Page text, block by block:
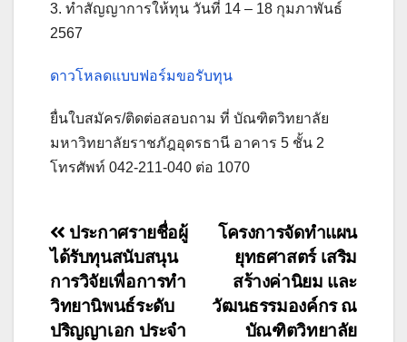
3. ทำสัญญาการให้ทุน วันที่ 14 – 18 กุมภาพันธ์
2567
ดาวโหลดแบบฟอร์มขอรับทุน
ยื่นใบสมัคร/ติดต่อสอบถาม ที่ บัณฑิตวิทยาลัย
มหาวิทยาลัยราชภัฎอุดรธานี อาคาร 5 ชั้น 2
โทรศัพท์ 042-211-040 ต่อ 1070
แนะแนว
เรื่อง
โครงการจัดทำแผน
ยุทธศาสตร์ เสริม
สร้างค่านิยม และ
วัฒนธรรมองค์กร ณ
บัณฑิตวิทยาลัย
ประกาศรายชื่อผู้
ได้รับทุนสนับสนุน
การวิจัยเพื่อการทำ
วิทยานิพนธ์ระดับ
ปริญญาเอก ประจำ